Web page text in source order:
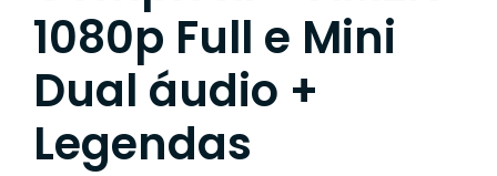
1080p Full e Mini
Dual áudio +
Legendas